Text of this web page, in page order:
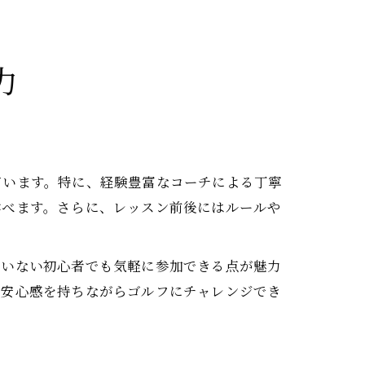
ます。特に、経験豊富なコーチによる丁寧
ます。さらに、レッスン前後にはルールや
ない初心者でも気軽に参加できる点が魅力
心感を持ちながらゴルフにチャレンジでき